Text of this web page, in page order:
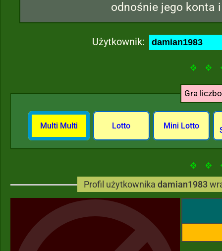
odnośnie jego konta
Użytkownik:
Gra
Multi Multi Lotto Mini Lotto
Profil użytkownika damian1983